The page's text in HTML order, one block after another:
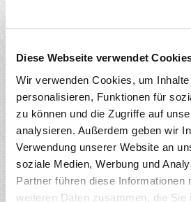
Diese Webseite verwendet
Wir verwenden Cookies, um
personalisieren, Funktionen für
zu können und die Zugriffe auf
analysieren. Außerdem geben wir
Verwendung unserer Website an
soziale Medien, Werbung und
Partner führen diese Informationen
weiteren Daten zusammen, die Sie
FR | 15.01.2027 | 20:00 16
MO | 18.01.2027 | 18:30 17